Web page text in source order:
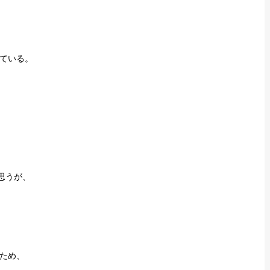
いる。
うが、
め、